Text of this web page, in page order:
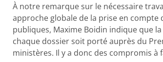
À notre remarque sur le nécessaire
approche globale de la prise en
publiques, Maxime Boidin indique que
chaque dossier soit porté auprès du
ministères. Il y a donc des compromis à